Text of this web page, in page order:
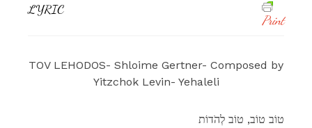
LYRIC
Print
TOV LEHODOS- Shloime Gertner- Composed by
Yitzchok Levin- Yehaleli
טוֹב טוֹב, טוֹב לְהֹדוֹת